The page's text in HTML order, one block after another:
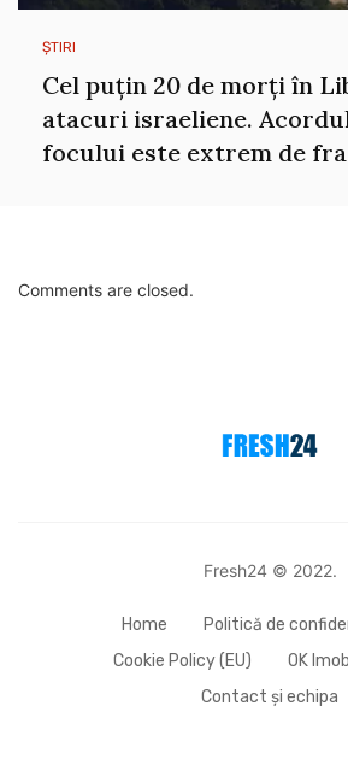
ȘTIRI
Cel puțin 20 de morți în
atacuri israeliene.
focului este extrem de
Comments are closed.
Fresh24 © 2022.
Home
Politică de
Cookie Policy (EU)
OK
Contact și echipa